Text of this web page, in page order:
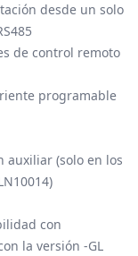
desde un solo
de control remoto
programable
auxiliar (solo en los
con
la versión -GL